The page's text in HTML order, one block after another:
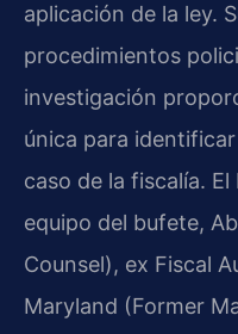
aplicación de la ley.
procedimientos
investigación
única para
caso de la fiscalía.
equipo del bufete,
Counsel), ex Fiscal
Maryland (Former